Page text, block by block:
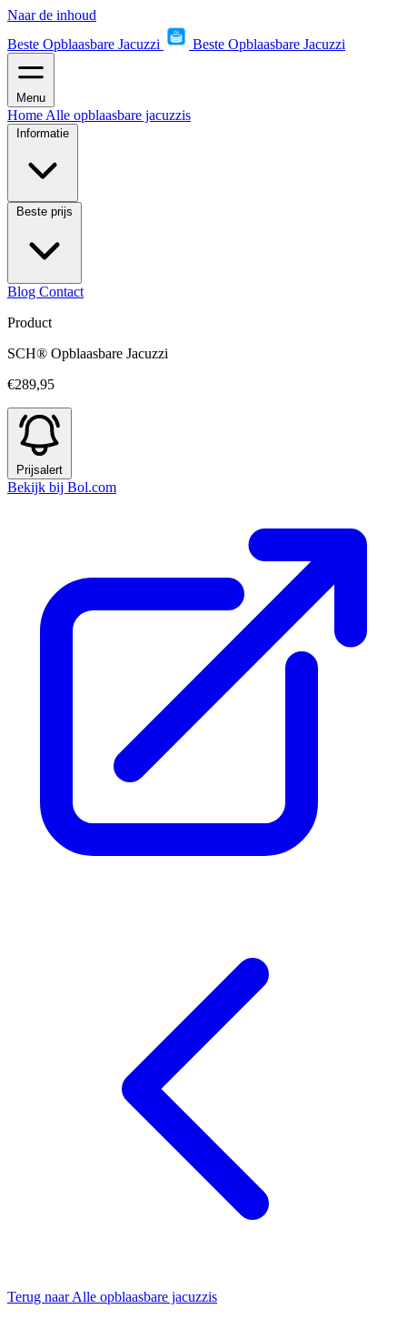
Naar de inhoud
Beste Opblaasbare Jacuzzi
Beste Opblaasbare Jacuzzi
Menu
Home Alle opblaasbare jacuzzis
Informatie
Beste prijs
Blog Contact
Product
SCH® Opblaasbare Jacuzzi
€289,95
Prijsalert
Bekijk bij Bol.com
Terug naar Alle opblaasbare jacuzzis